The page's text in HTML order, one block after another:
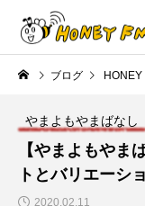
ハニーエフエム｜地域・人
HOME ハニーFMの
NEW POST
JAZZ BAR COZY
ブログ
やまよもやまばなし
【やまよもやま
トとバリエーシ
2020.02.11